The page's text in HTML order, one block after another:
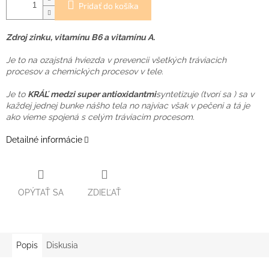
Pridať do košíka
Zdroj zinku, vitamínu B6 a vitamínu A.
Je to na ozajstná hviezda v prevencii všetkých tráviacich
procesov a chemických procesov v tele.
Je to KRÁĽ medzi super antioxidantmisyntetizuje (tvorí sa ) sa v
každej jednej bunke nášho tela no najviac však v pečeni a tá je
ako vieme spojená s celým tráviacim procesom.
Detailné informácie
OPÝTAŤ SA ZDIEĽAŤ
Popis Diskusia